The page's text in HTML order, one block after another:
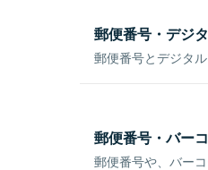
郵便番号・デジ
郵便番号とデジタ
郵便番号・バー
郵便番号や、バー